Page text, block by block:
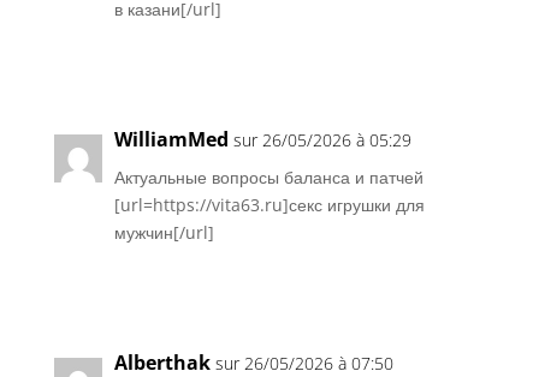
в казани[/url]
WilliamMed sur 26/05/2026 à 05:29
Актуальные вопросы баланса и патчей
[url=https://vita63.ru]секс игрушки для
мужчин[/url]
Alberthak sur 26/05/2026 à 07:50